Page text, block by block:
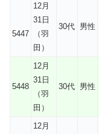
5447
12月
31日
（羽
田）
30代 男性
5448
12月
31日
（羽
田）
30代 男性
12月